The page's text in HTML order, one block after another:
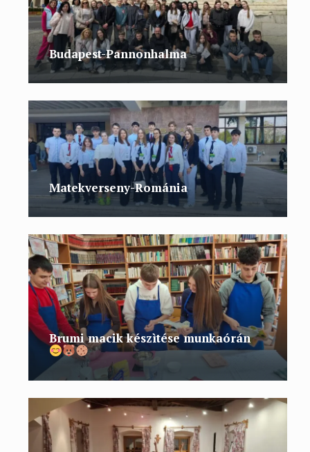
Budapest-Pannonhalma
Matekverseny-Románia
Brumi macik készìtése munkaórán